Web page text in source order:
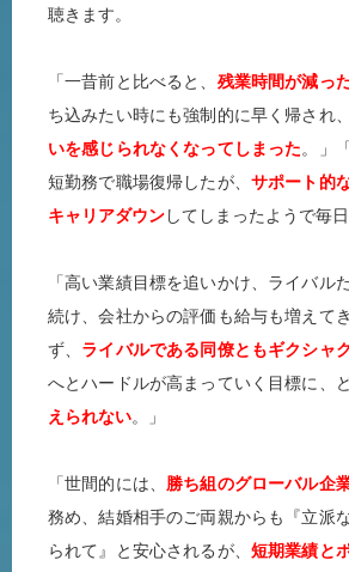
聴きます。
「一昔前と比べると、 残業時間が減っ
ち込みたい時にも強制的に早く帰され、
いを感じられなくなってしまった。」
短勤務で職場復帰したが、 サポート的
キャリアダウンしてしまったようで毎
「高い業績目標を追いかけ、ライバル
続け、会社からの評価も給与も増えて
ず、 ライバルである同僚ともギクシャ
へとハードルが高まっていく目標に、
えられない。」
「世間的には、 勝ち組のグローバル企
務め、結婚相手のご両親からも『立派
られて』と安心されるが、 短期業績と